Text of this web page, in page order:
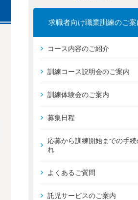
求職者向け職業訓練のご案
コース内容のご紹介
訓練コース説明会のご案内
訓練体験会のご案内
募集日程
応募から訓練開始までの手
れ
よくあるご質問
託児サービスのご案内